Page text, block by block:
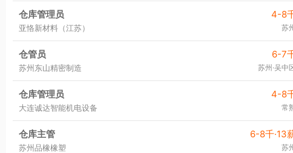
仓库管理员 4-8
亚恪新材料（江苏） 苏
仓管员 6-7
苏州东山精密制造 苏州·吴中
仓库管理员 4-8
大连诚达智能机电设备 常
仓库主管 6-8千·13
苏州品橡橡塑 苏